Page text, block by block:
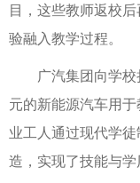
目，这些教师返校
验融入教学过程。
广汽集团向学
元的新能源汽车用
业工人通过现代学
造，实现了技能与学